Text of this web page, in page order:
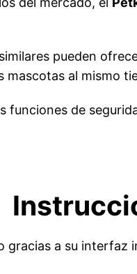
pueden
mascotas al mismo
funciones de
gracias a su interfaz